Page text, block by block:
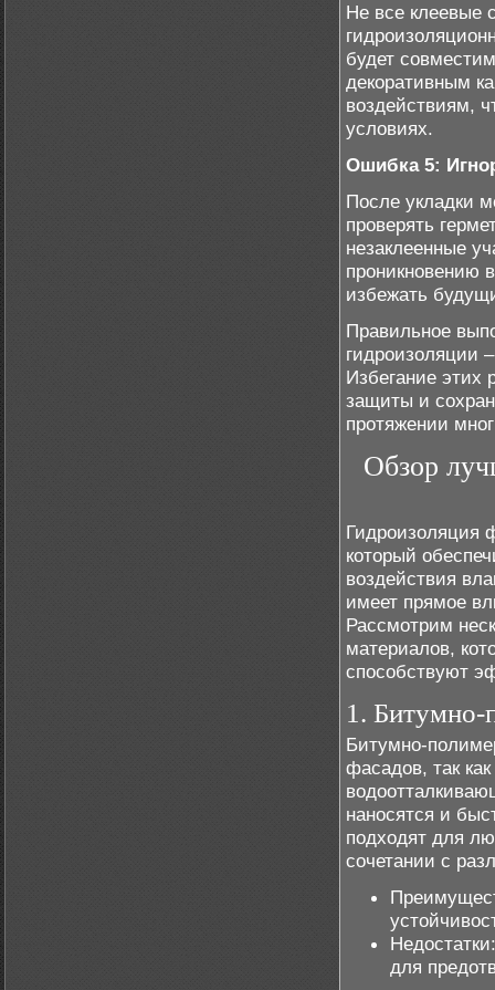
Не все клеевые
будет
декоративным
воздействиям,
условиях.
Ошибка 5:
После укладки
проверять
незаклеенные
проникновению
избежать
Правильное
гидроизоляции
Избегание этих
защиты и
протяжении
Обзор
Гидроизоляция
который
воздействия
имеет прямое
Рассмотрим
материалов,
способствуют
1. Битумно-
Битумно-
фасадов, так
наносятся и
подходят для
сочетании с
для